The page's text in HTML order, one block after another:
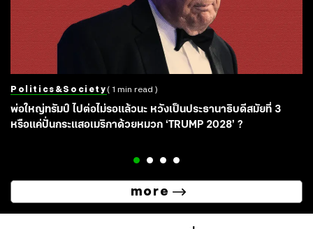
Politics&society ( 1 min read )
พ่อใหญ่ทรัมป์ ไปต่อไม่รอแล้วนะ หวังเป็นประธานาธิบดีสมัยที่ 3
หรือแค่ปั่นกระแสอเมริกาด้วยหมวก ‘TRUMP 2028’ ?
more